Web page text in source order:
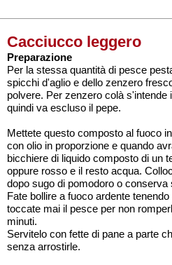
Cacciucco leggero
Preparazione
Per la stessa quantità di pesce
spicchi d'aglio e dello zenzero
polvere. Per zenzero colà s'intende
quindi va escluso il pepe.
Mettete questo composto al fuoco
con olio in proporzione e quando
bicchiere di liquido composto di un
oppure rosso e il resto acqua.
dopo sugo di pomodoro o
Fate bollire a fuoco ardente
toccate mai il pesce per non
minuti.
Servitelo con fette di pane a parte
senza arrostirle.